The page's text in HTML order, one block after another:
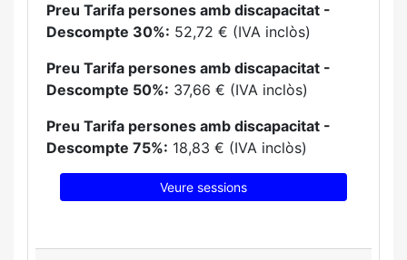
Preu Tarifa persones amb discapacitat -
Descompte 30%: 52,72 € (IVA inclòs)
Preu Tarifa persones amb discapacitat -
Descompte 50%: 37,66 € (IVA inclòs)
Preu Tarifa persones amb discapacitat -
Descompte 75%: 18,83 € (IVA inclòs)
Veure sessions